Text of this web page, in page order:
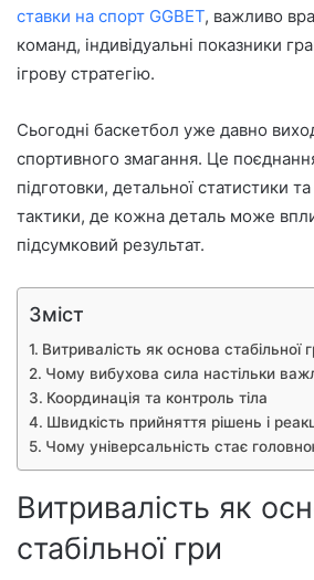
ставки на спорт GGBET, важливо
команд, індивідуальні показники
ігрову стратегію.
Сьогодні баскетбол уже давно
спортивного змагання. Це
підготовки, детальної статистики
тактики, де кожна деталь може
підсумковий результат.
Зміст
Витривалість як основа стабільної
Чому вибухова сила настільки
Координація та контроль тіла
Швидкість прийняття рішень і
Чому універсальність стає
Витривалість як
стабільної гри